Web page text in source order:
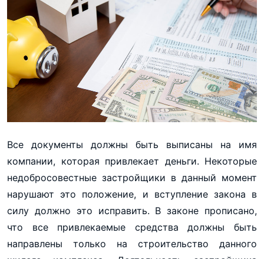
Все документы должны быть выписаны на имя
компании, которая привлекает деньги. Некоторые
недобросовестные застройщики в данный момент
нарушают это положение, и вступление закона в
силу должно это исправить. В законе прописано,
что все привлекаемые средства должны быть
направлены только на строительство данного